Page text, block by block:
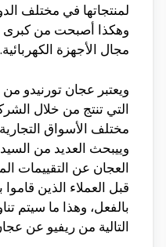
لمنتجاتها في مختلف
وهكذا أصبحت من كبرى
مجال الأجهزة الكهربائية.
ويعتبر عجان تورنيدو من
التي تنتج من خلال
مختلف الأسواق
وييبحث العديد من
العجان عن التقييمات
قبل العملاء الذين
بالفعل، وهذا ما سيتم
التالية من ريفيو عن